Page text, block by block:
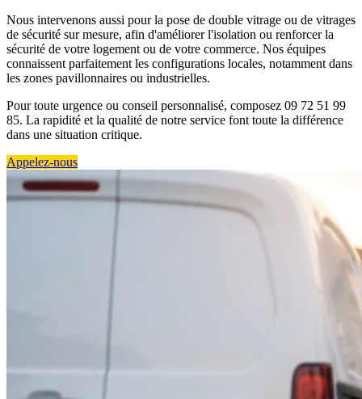
Nous intervenons aussi pour la pose de double vitrage ou de vitrages
de sécurité sur mesure, afin d'améliorer l'isolation ou renforcer la
sécurité de votre logement ou de votre commerce. Nos équipes
connaissent parfaitement les configurations locales, notamment dans
les zones pavillonnaires ou industrielles.
Pour toute urgence ou conseil personnalisé, composez 09 72 51 99
85. La rapidité et la qualité de notre service font toute la différence
dans une situation critique.
Appelez-nous